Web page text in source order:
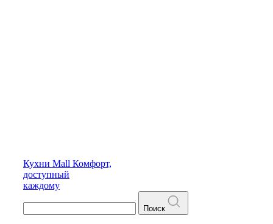
Кухни Mall Комфорт,
доступный
каждому
Поиск